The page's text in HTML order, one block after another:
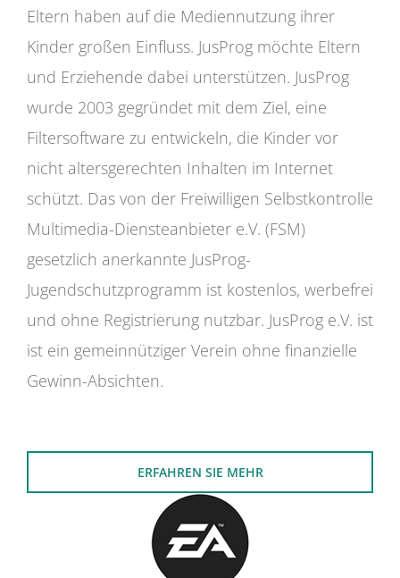
Eltern haben auf die Mediennutzung ihrer
Kinder großen Einfluss. JusProg möchte Eltern
und Erziehende dabei unterstützen. JusProg
wurde 2003 gegründet mit dem Ziel, eine
Filtersoftware zu entwickeln, die Kinder vor
nicht altersgerechten Inhalten im Internet
schützt. Das von der Freiwilligen Selbstkontrolle
Multimedia-Diensteanbieter e.V. (FSM)
gesetzlich anerkannte JusProg-
Jugendschutzprogramm ist kostenlos, werbefrei
und ohne Registrierung nutzbar. JusProg e.V. ist
ist ein gemeinnütziger Verein ohne finanzielle
Gewinn-Absichten.
ERFAHREN SIE MEHR